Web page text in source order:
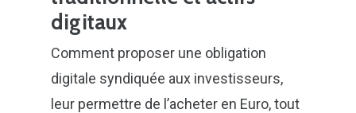
digitaux
Comment proposer une obligation
digitale syndiquée aux investisseurs,
leur permettre de l’acheter en Euro, tout